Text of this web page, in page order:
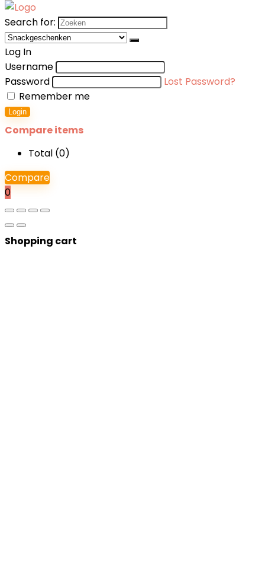
Search for:
Log In
Username
Password
Lost Password?
Remember me
Login
Compare items
Total (0)
Compare
0
Shopping cart